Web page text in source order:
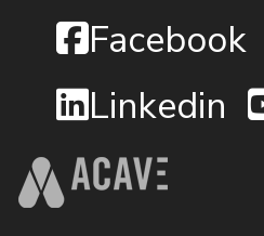
Facebook
Linkedin